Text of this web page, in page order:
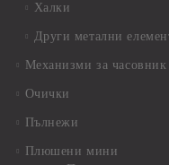
Халки
Други метални
Механизми за часовник
Очички
Пълнежи
Плюшени мини